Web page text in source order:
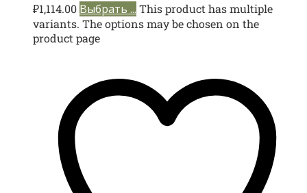
₽1,114.00 Выбрать ... This product has multiple
variants. The options may be chosen on the
product page